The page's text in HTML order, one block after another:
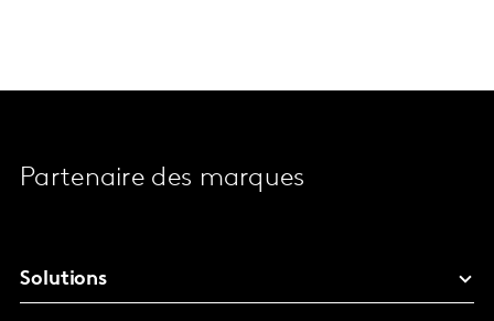
Partenaire des marques
Solutions